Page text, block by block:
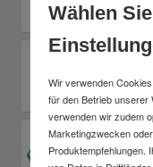
Wählen
Wir verwenden
für den Betrieb unserer
verwenden wir zudem
Marketingzwecken
Produktempfehlungen.